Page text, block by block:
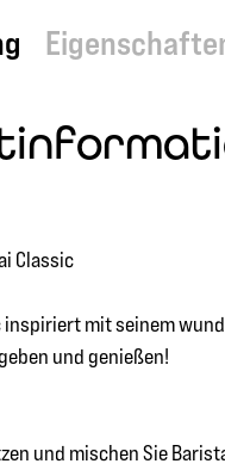
Classic
inspiriert mit seinem
und genießen!
und mischen Sie